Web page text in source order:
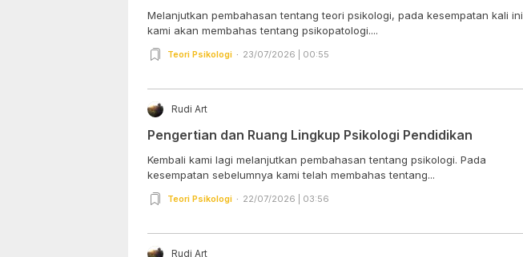
Melanjutkan pembahasan tentang teori psikologi, pada kesempatan kali ini
kami akan membahas tentang psikopatologi....
Teori Psikologi 23/07/2026 | 00:55
Rudi Art
Pengertian dan Ruang Lingkup Psikologi Pendidikan
Kembali kami lagi melanjutkan pembahasan tentang psikologi. Pada
kesempatan sebelumnya kami telah membahas tentang...
Teori Psikologi 22/07/2026 | 03:56
Rudi Art